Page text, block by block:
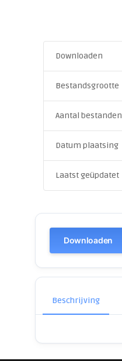
Downloaden
Bestandsgrootte
Aantal bestanden
Datum plaatsing
Laatst geüpdatet
Downloaden
Beschrijving